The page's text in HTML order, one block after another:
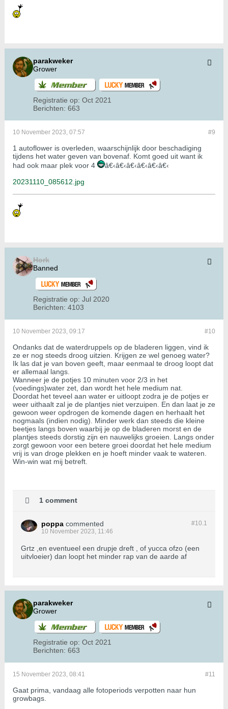
parakweker
Grower
Registratie op: Oct 2021
Berichten: 663
#9
10 November 2023, 07:57
1 autoflower is overleden, waarschijnlijk door beschadiging
tijdens het water geven van bovenaf. Komt goed uit want ik
had ook maar plek voor 4
â€‹â€‹â€‹â€‹â€‹â€‹
20231110_085612.jpg
Hork
Banned
Registratie op: Jul 2020
Berichten: 4103
#10
10 November 2023, 09:17
Ondanks dat de waterdruppels op de bladeren liggen, vind ik
ze er nog steeds droog uitzien. Krijgen ze wel genoeg water?
Ik las dat je van boven geeft, maar eenmaal te droog loopt dat
er allemaal langs.
Wanneer je de potjes 10 minuten voor 2/3 in het
(voedings)water zet, dan wordt het hele medium nat.
Doordat het teveel aan water er uitloopt zodra je de potjes er
weer uithaalt zal je de plantjes niet verzuipen. En dan laat je ze
gewoon weer opdrogen de komende dagen en herhaalt het
nogmaals (indien nodig). Minder werk dan steeds die kleine
beetjes langs boven waarbij je op de bladeren morst en de
plantjes steeds dorstig zijn en nauwelijks groeien. Langs onder
zorgt gewoon voor een betere groei doordat het hele medium
vrij is van droge plekken en je hoeft minder vaak te wateren.
Win-win wat mij betreft.
1 comment
#10.1
poppa commented
10 November 2023, 11:46
Grtz ,en eventueel een drupje dreft , of yucca ofzo (een
uitvloeier) dan loopt het minder rap van de aarde af
parakweker
Grower
Registratie op: Oct 2021
Berichten: 663
#11
15 November 2023, 08:41
Gaat prima, vandaag alle fotoperiods verpotten naar hun
growbags.